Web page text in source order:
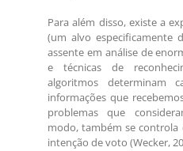
Para além disso, existe a
(um alvo especificamente
assente em análise de
e técnicas de
algoritmos determinam
informações que
problemas que
modo, também se
intenção de voto (Wecker,